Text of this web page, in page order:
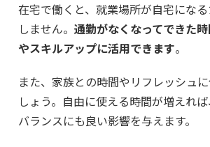
在宅で働くと、就業場所が自宅にな
しません。 通勤がなくなってできた
やスキルアップに活用できます。
また、家族との時間やリフレッシュ
しょう。自由に使える時間が増えれ
バランスにも良い影響を与えます。